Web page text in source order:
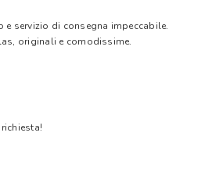
e servizio di consegna impeccabile.
originali e comodissime.